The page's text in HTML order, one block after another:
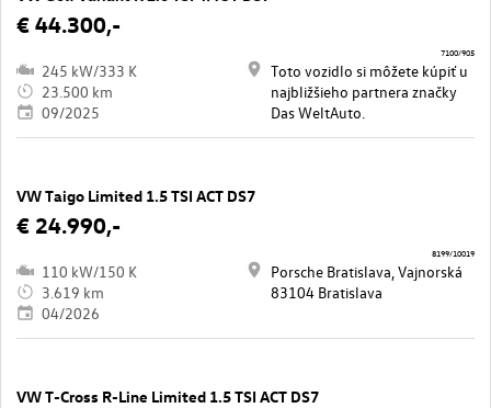
€ 44.300,-
245 kW/333 K
23.500 km
09/2025
Toto vozidlo si môžete kúpiť u
najbližšieho partnera značky
Das WeltAuto.
7100/905
VW Taigo Limited 1.5 TSI ACT DS7
€ 24.990,-
110 kW/150 K
3.619 km
04/2026
Porsche Bratislava, Vajnorská
83104 Bratislava
8199/10019
VW T-Cross R-Line Limited 1.5 TSI ACT DS7